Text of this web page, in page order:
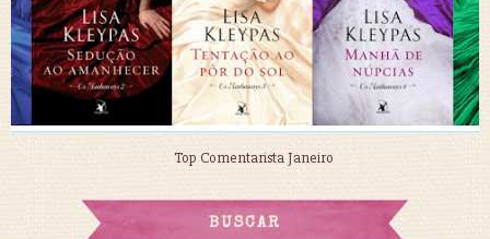
Top Comentarista Janeiro
BUSCAR